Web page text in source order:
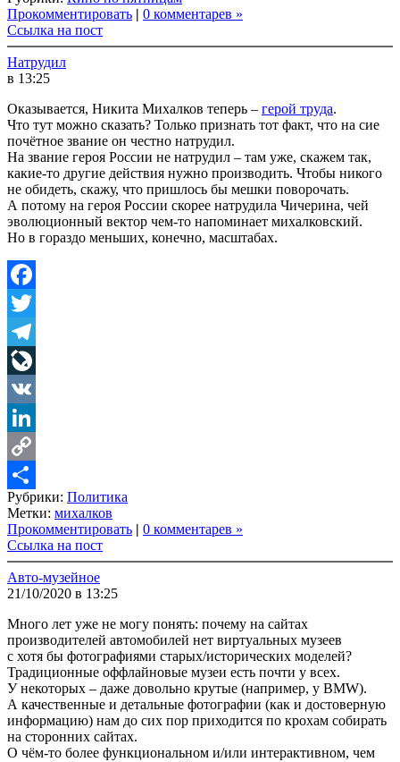
Link
Share
Прокомментировать | 0 комментарев »
Ссылка на пост
Натрудил
в 13:25
Оказывается, Никита Михалков теперь – герой труда.
Что тут можно сказать? Только признать тот факт, что на сие
почётное звание он честно натрудил.
На звание героя России не натрудил – там уже, скажем так,
какие-то другие действия нужно производить. Чтобы никого
не обидеть, скажу, что пришлось бы мешки поворочать.
А потому на героя России скорее натрудила Чичерина, чей
эволюционный вектор чем-то напоминает михалковский.
Но в гораздо меньших, конечно, масштабах.
Facebook
Twitter
Telegram
LiveJournal
VK
LinkedIn
Copy
Link
Share
Рубрики: Политика
Метки: михалков
Прокомментировать | 0 комментарев »
Ссылка на пост
Авто-музейное
21/10/2020 в 13:25
Много лет уже не могу понять: почему на сайтах
производителей автомобилей нет виртуальных музеев
с хотя бы фотографиями старых/исторических моделей?
Традиционные оффлайновые музеи есть почти у всех.
У некоторых – даже довольно крутые (например, у BMW).
А качественные и детальные фотографии (как и достоверную
информацию) нам до сих пор приходится по крохам собирать
на сторонних сайтах.
О чём-то более функциональном и/или интерактивном, чем